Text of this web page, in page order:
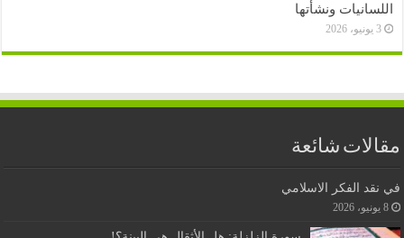
اللسانيات ونشأتها
3 يونيو، 2026
مقالات شائعة
في نقد الفكر الاسلامي
8 يونيو، 2026